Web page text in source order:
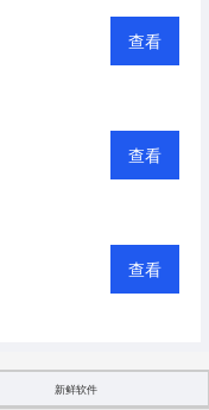
查看
查看
查看
新鲜软件